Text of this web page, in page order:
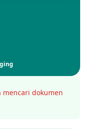
mencari dokumen